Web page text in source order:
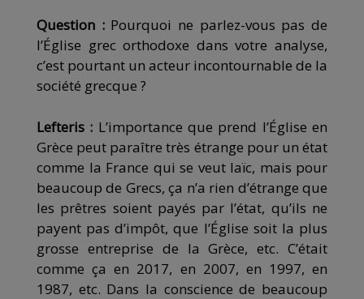
Question :Pourquoi ne parlez-vous pas de
l’Église grec orthodoxe dans votre analyse,
c’est pourtant un acteur incontournable de la
société grecque ?
Lefteris : L’importance que prend l’Église en
Grèce peut paraître très étrange pour un état
comme la France qui se veut laïc, mais pour
beaucoup de Grecs, ça n’a rien d’étrange que
les prêtres soient payés par l’état, qu’ils ne
payent pas d’impôt, que l’Église soit la plus
grosse entreprise de la Grèce, etc. C’était
comme ça en 2017, en 2007, en 1997, en
1987, etc. Dans la conscience de beaucoup